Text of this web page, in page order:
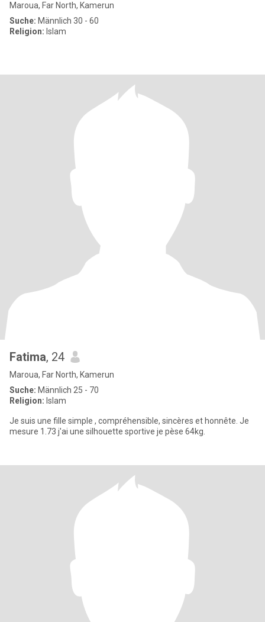
Maroua, Far North, Kamerun
Suche: Männlich 30 - 60
Religion: Islam
Fatima, 24
Maroua, Far North, Kamerun
Suche: Männlich 25 - 70
Religion: Islam
Je suis une fille simple , compréhensible, sincères et honnête. Je
mesure 1.73 j'ai une silhouette sportive je pèse 64kg.